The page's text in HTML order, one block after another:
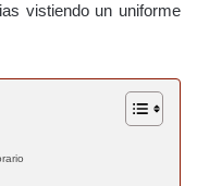
vistiendo un uniforme